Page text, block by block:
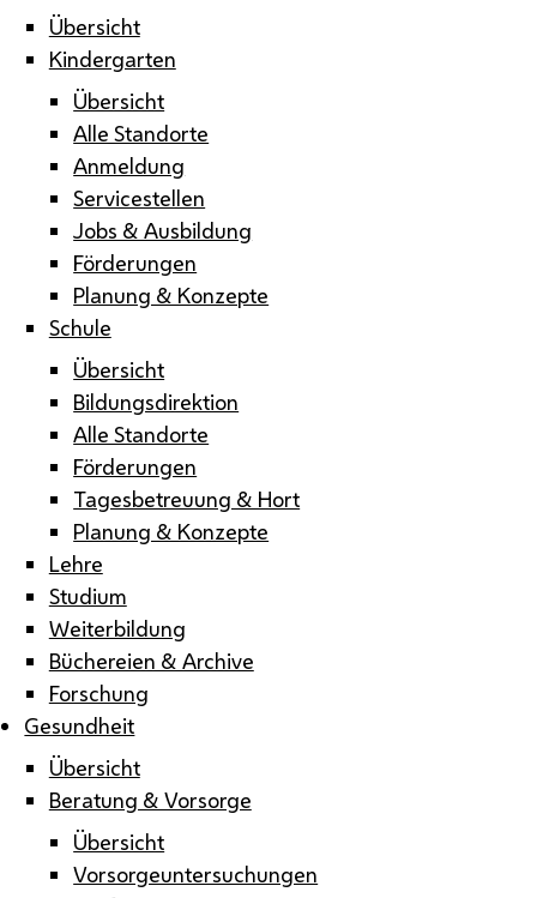
Übersicht
Kindergarten
Übersicht
Alle Standorte
Anmeldung
Servicestellen
Jobs & Ausbildung
Förderungen
Planung & Konzepte
Schule
Übersicht
Bildungsdirektion
Alle Standorte
Förderungen
Tagesbetreuung & Hort
Planung & Konzepte
Lehre
Studium
Weiterbildung
Büchereien & Archive
Forschung
Gesundheit
Übersicht
Beratung & Vorsorge
Übersicht
Vorsorgeuntersuchungen